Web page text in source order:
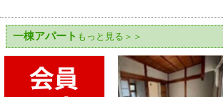
一棟アパート もっと見る＞＞